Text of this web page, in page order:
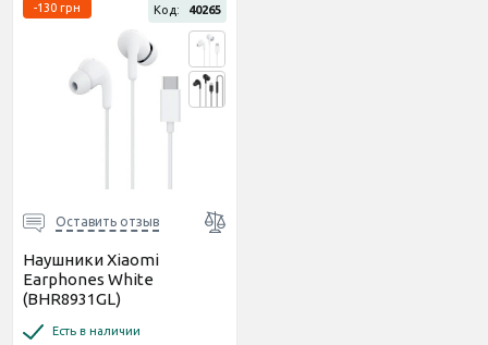
Код: 40265
-130 грн
Оставить отзыв
Наушники Xiaomi
Earphones White
(BHR8931GL)
Есть в наличии